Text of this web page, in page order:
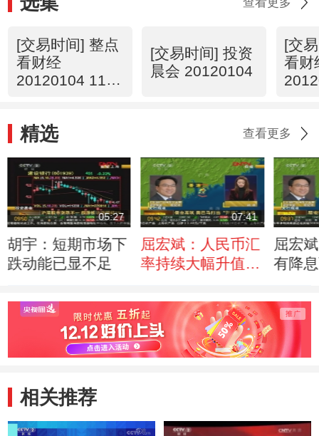
[交易时间] 整点
看财经
20120104 11：
[交易时间] 投资
晨会 20120104
[交
看财
精选 查看更多
05:27
胡宇：短期市场下
跌动能已显不足
07:41
屈宏斌：人民币汇
率持续大幅升值空
屈宏
有降
相关推荐